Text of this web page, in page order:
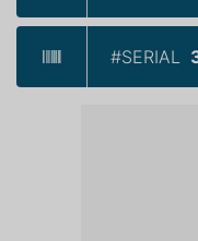
#SERIAL